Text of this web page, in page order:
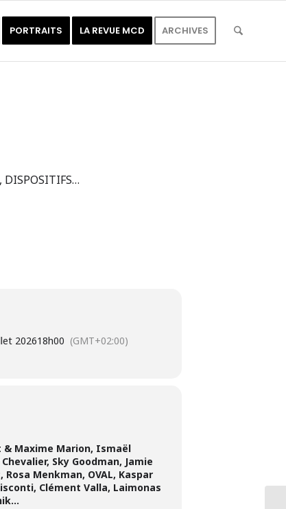
PORTRAITS LA REVUE MCD ARCHIVES
DISPOSITIFS…
202618h00 (GMT+02:00)
& Maxime Marion, Ismaël
Sky Goodman, Jamie
Menkman, OVAL, Kaspar
Clément Valla, Laimonas